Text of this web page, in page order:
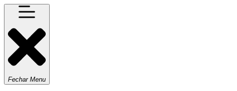
Fechar Menu